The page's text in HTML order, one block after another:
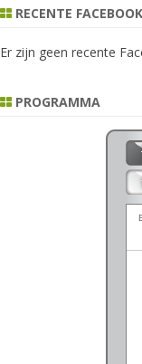
RECENTE
Er zijn geen recente
PROGRAMMA